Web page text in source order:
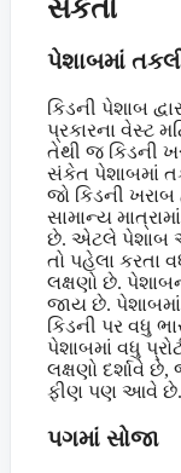
સંકેતો
પેશાબમાં
કિડની પેશાબ
પ્રકારના વેસ્ટ
તેથી જ કિડની
સંકેત પેશાબમાં
જો કિડની ખરાબ
સામાન્ય
છે. એટલે પેશાબ
તો પહેલા કરતા
લક્ષણો છે.
જાય છે.
કિડની પર વધુ
પેશાબમાં વધુ
લક્ષણો દર્શાવે
ફીણ પણ આવે છે.
પગમાં સોજા